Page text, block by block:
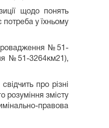
щодо понять
у їхньому
№51-
№51-3264км21),
про різні
розуміння змісту
правова